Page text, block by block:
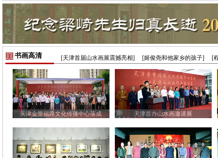
书画高清 [天津首届山水画展震撼亮相] [姬俊尧和他家乡的孩子] [
天津金带福路文化传播中心落成 天津首办山水画邀请展